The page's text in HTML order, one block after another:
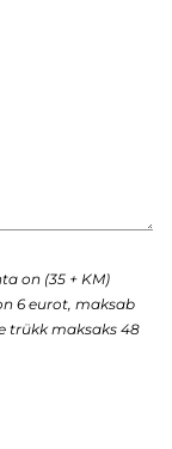
on (35 + KM)
6 eurot, maksab
trükk maksaks 48